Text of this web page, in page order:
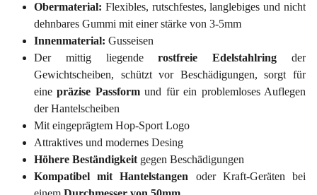
Obermaterial: Flexibles, rutschfestes, langlebiges und nicht
dehnbares Gummi mit einer stärke von 3-5mm
Innenmaterial: Gusseisen
Der mittig liegenderostfreie Edelstahlringder
Gewichtscheiben, schützt vor Beschädigungen, sorgt für
einepräzise Passformund für ein problemloses Auflegen
der Hantelscheiben
Mit eingeprägtem Hop-Sport Logo
Attraktives und modernes Desing
Höhere Beständigkeit gegen Beschädigungen
Kompatibel mit Hantelstangen oder Kraft-Geräten bei